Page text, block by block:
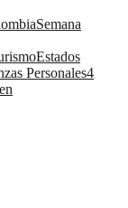
Semana
Estados
Personales4